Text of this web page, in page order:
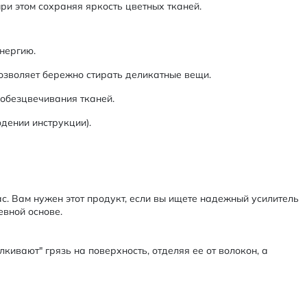
этом сохраняя яркость цветных тканей.
бережно стирать деликатные вещи.
тканей.
инструкции).
Вам нужен этот продукт, если вы ищете надежный усилитель
основе.
грязь на поверхность, отделяя ее от волокон, а